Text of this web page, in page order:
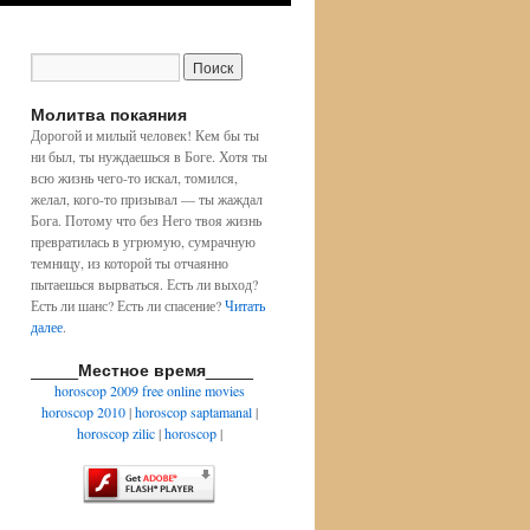
Молитва покаяния
Дорогой и милый человек! Кем бы ты
ни был, ты нуждаешься в Боге. Хотя ты
всю жизнь чего-то искал, томился,
желал, кого-то призывал — ты жаждал
Бога. Потому что без Него твоя жизнь
превратилась в угрюмую, сумрачную
темницу, из которой ты отчаянно
пытаешься вырваться. Есть ли выход?
Есть ли шанс? Есть ли спасение?Читать
далее.
_____Местное время_____
horoscop 2009 free online movies
horoscop 2010|horoscop saptamanal|
horoscop zilic|horoscop|